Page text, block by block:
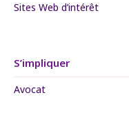
Sites Web d’intérêt
S’impliquer
Avocat